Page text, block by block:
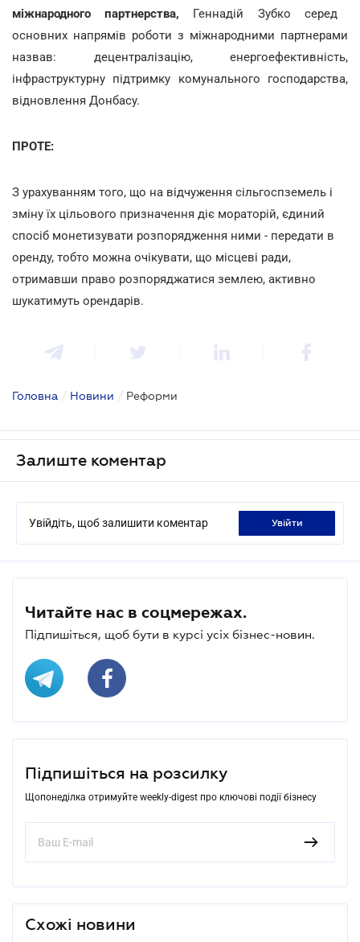
міжнародного партнерства, Геннадій Зубко серед
основних напрямів роботи з міжнародними партнерами
назвав: децентралізацію, енергоефективність,
інфраструктурну підтримку комунального господарства,
відновлення Донбасу.
ПРОТЕ:
З урахуванням того, що на відчуження сільгоспземель і
зміну їх цільового призначення діє мораторій, єдиний
спосіб монетизувати розпорядження ними - передати в
оренду, тобто можна очікувати, що місцеві ради,
отримавши право розпоряджатися землею, активно
шукатимуть орендарів.
Головна / Новини / Реформи
Залиште коментар
Увійдіть, щоб залишити коментар увійти
Читайте нас в соцмережах.
Підпишіться, щоб бути в курсі усіх бізнес-новин.
Підпишіться на розсилку
Щопонеділка отримуйте weekly-digest про ключові події бізнесу
Схожі новини